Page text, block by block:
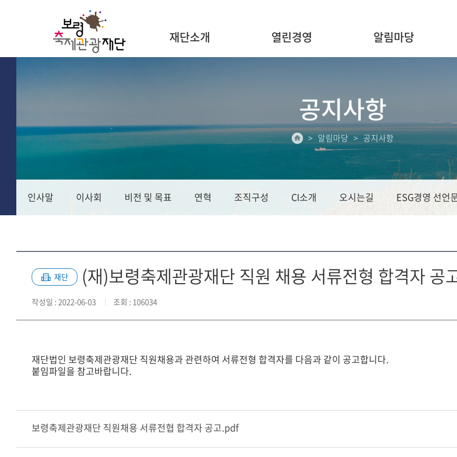
재단소개 열린경영 알림마당
공지사항
알림마당 공지사항
인사말 이사회 비전 및 목표 연혁 조직구성 CI소개 오시는길 ESG경영 선언
재단 (재)보령축제관광재단 직원 채용 서류전형 합격자 공
작성일 : 2022-06-03 조회 : 106034
재단법인 보령축제관광재단 직원채용과 관련하여 서류전형 합격자를 다음과 같이 공고합니다.
붙임파일을 참고바랍니다.
보령축제관광재단 직원채용 서류전협 합격자 공고.pdf